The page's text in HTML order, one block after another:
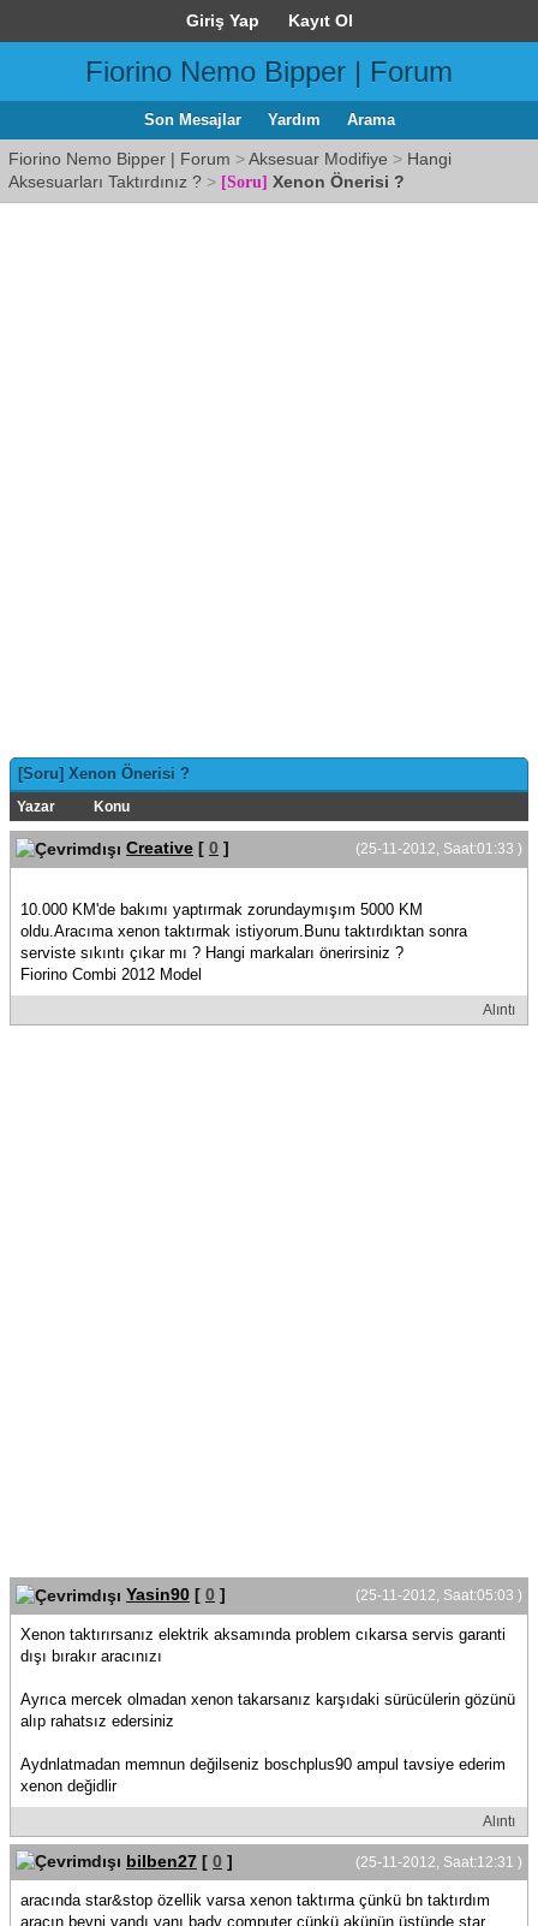
Giriş Yap Kayıt Ol
Fiorino Nemo Bipper | Forum
Son Mesajlar Yardım Arama
Fiorino Nemo Bipper | Forum >Aksesuar Modifiye > Hangi
Aksesuarları Taktırdınız ? > [Soru] Xenon Önerisi ?
[Soru] Xenon Önerisi ?
Yazar Konu
(25-11-2012, Saat:01:33 )
Creative [ 0 ]
10.000 KM'de bakımı yaptırmak zorundaymışım 5000 KM
oldu.Aracıma xenon taktırmak istiyorum.Bunu taktırdıktan sonra
serviste sıkıntı çıkar mı ? Hangi markaları önerirsiniz ?
Fiorino Combi 2012 Model
Alıntı
(25-11-2012, Saat:05:03 )
Yasin90 [ 0 ]
Xenon taktırırsanız elektrik aksamında problem cıkarsa servis garanti
dışı bırakır aracınızı
Ayrıca mercek olmadan xenon takarsanız karşıdaki sürücülerin gözünü
alıp rahatsız edersiniz
Aydnlatmadan memnun değilseniz boschplus90 ampul tavsiye ederim
xenon değidlir
Alıntı
(25-11-2012, Saat:12:31 )
bilben27 [ 0 ]
aracında star&stop özellik varsa xenon taktırma çünkü bn taktırdım
aracın beyni yandı yanı bady computer çünkü akünün üstünde star